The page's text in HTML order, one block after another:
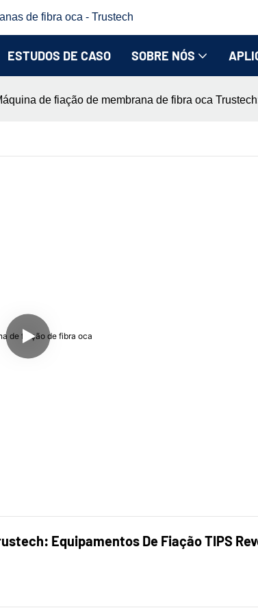
de fibra oca - Trustech
ESTUDOS DE CASO SOBRE NÓS
de fiação de membrana de fibra oca
Equipamentos De Fiação TIPS